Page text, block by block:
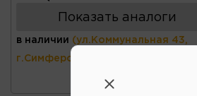
Показать аналоги
в наличии (ул.Коммунальная 43,
г.Симферополь)